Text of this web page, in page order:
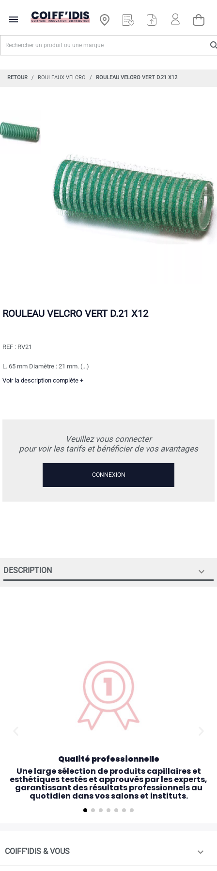

RETOUR ROULEAUX VELCRO ROULEAU VELCRO VERT D.21 X12
ROULEAU VELCRO VERT D.21 X12
REF : RV21
L. 65 mm Diamètre : 21 mm. (...)
Voir la description complète +
Veuillez vous connecter
pour voir les tarifs et bénéficier de vos avantages
CONNEXION
DESCRIPTION 
Qualité professionnelle
Une large sélection de produits capillaires et
esthétiques testés et approuvés par les experts,
garantissant des résultats professionnels au
quotidien dans vos salons et instituts.
COIFF'IDIS & VOUS 